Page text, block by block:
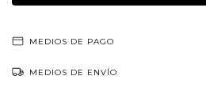
MEDIOS DE PAGO
MEDIOS DE ENVÍO